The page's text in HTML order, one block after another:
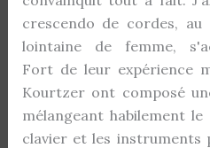
crescendo de cordes,
lointaine de femme,
Fort de leur expérience
Kourtzer ont composé
mélangeant habilement
clavier et les instruments